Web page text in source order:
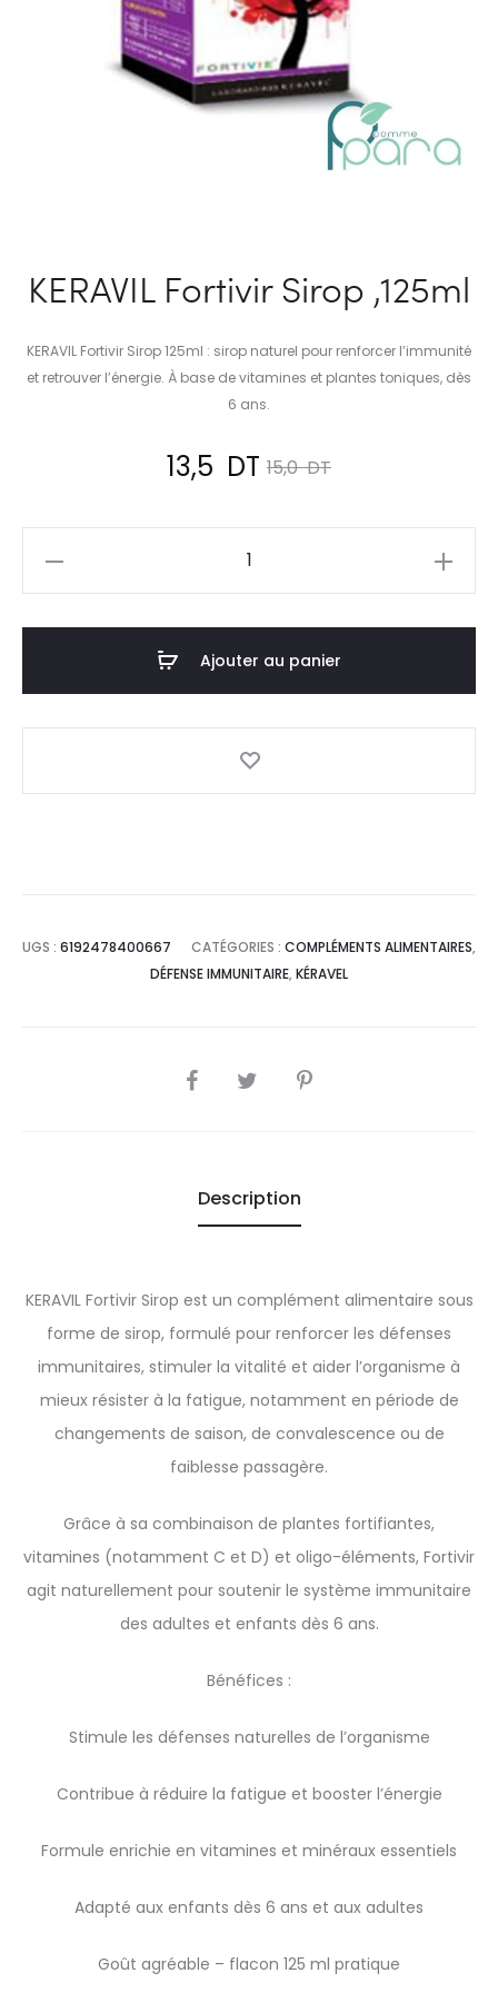
KERAVIL Fortivir Sirop ,125ml
KERAVIL Fortivir Sirop 125ml : sirop naturel pour renforcer l’immunité
et retrouver l’énergie. À base de vitamines et plantes toniques, dès
6 ans.
15,0DT
Le
prix
initial
était :
15,0
DT.
13,5 DT
Le
prix
est :
13,5
DT.
Ajouter au panier
UGS : 6192478400667 CATÉGORIES : COMPLÉMENTS ALIMENTAIRES,
DÉFENSE IMMUNITAIRE, KÉRAVEL
SHARE
Description
KERAVIL Fortivir Sirop est un complément alimentaire sous
forme de sirop, formulé pour renforcer les défenses
immunitaires, stimuler la vitalité et aider l’organisme à
mieux résister à la fatigue, notamment en période de
changements de saison, de convalescence ou de
faiblesse passagère.
Grâce à sa combinaison de plantes fortifiantes,
vitamines (notamment C et D) et oligo-éléments, Fortivir
agit naturellement pour soutenir le système immunitaire
des adultes et enfants dès 6 ans.
Bénéfices :
Stimule les défenses naturelles de l’organisme
Contribue à réduire la fatigue et booster l’énergie
Formule enrichie en vitamines et minéraux essentiels
Adapté aux enfants dès 6 ans et aux adultes
Goût agréable – flacon 125 ml pratique